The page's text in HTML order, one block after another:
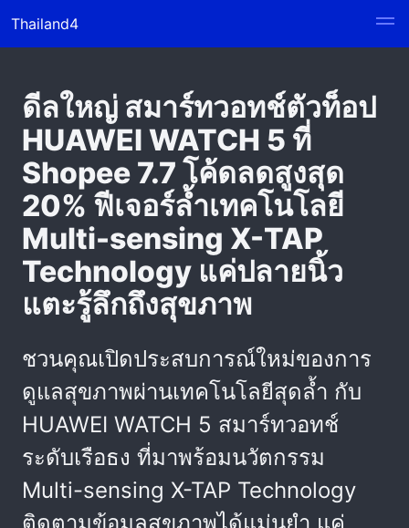
Thailand4
ดีลใหญ่ สมาร์ทวอทช์ตัวท็อป
HUAWEI WATCH 5 ที่
Shopee 7.7 โค้ดลดสูงสุด
20% ฟีเจอร์ล้ำเทคโนโลยี
Multi-sensing X-TAP
Technology แค่ปลายนิ้ว
แตะรู้ลึกถึงสุขภาพ
ชวนคุณเปิดประสบการณ์ใหม่ของการ
ดูแลสุขภาพผ่านเทคโนโลยีสุดล้ำ กับ
HUAWEI WATCH 5 สมาร์ทวอทช์
ระดับเรือธง ที่มาพร้อมนวัตกรรม
Multi-sensing X-TAP Technology